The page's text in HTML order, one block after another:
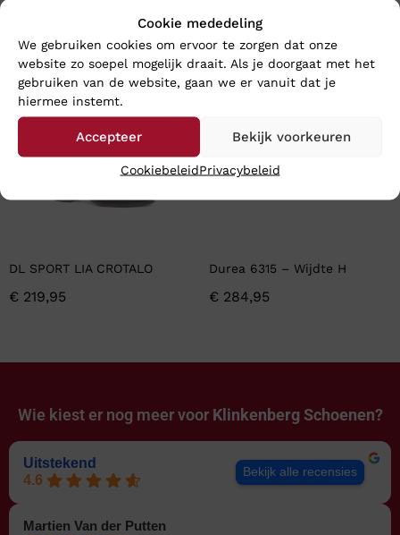
Cookie mededeling
We gebruiken cookies om ervoor te zorgen dat onze
website zo soepel mogelijk draait. Als je doorgaat met het
gebruiken van de website, gaan we er vanuit dat je
hiermee instemt.
Accepteer Bekijk voorkeuren
CookiebeleidPrivacybeleid
DL SPORT LIA CROTALO
€ 219,95
Durea 6315 – Wijdte H
€ 284,95
Wie kiest er nog meer voor Klinkenberg Schoenen?
Uitstekend
4.6
Bekijk alle recensies
Martien Van der Putten